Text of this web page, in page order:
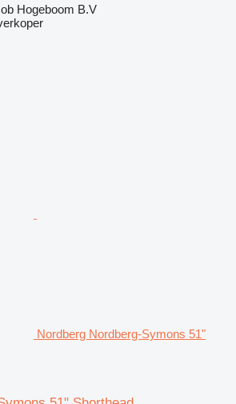
Hogeboom B.V
Nordberg Nordberg-Symons 51"